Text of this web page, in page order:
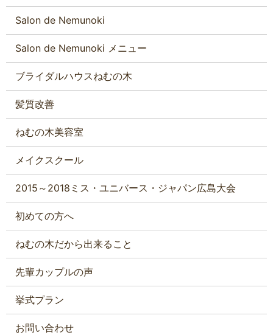
Salon de Nemunoki
Salon de Nemunoki メニュー
ブライダルハウスねむの木
髪質改善
ねむの木美容室
メイクスクール
2015～2018ミス・ユニバース・ジャパン広島大会
初めての方へ
ねむの木だから出来ること
先輩カップルの声
挙式プラン
お問い合わせ